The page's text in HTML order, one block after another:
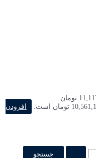
قیمت اصلی 11,117,000 تومان
افزودن